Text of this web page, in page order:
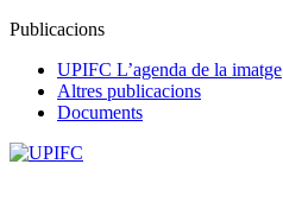
Publicacions
UPIFC L’agenda de la imatge
Altres publicacions
Documents